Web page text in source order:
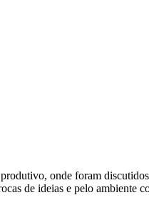
onde foram
de ideias e pelo ambiente